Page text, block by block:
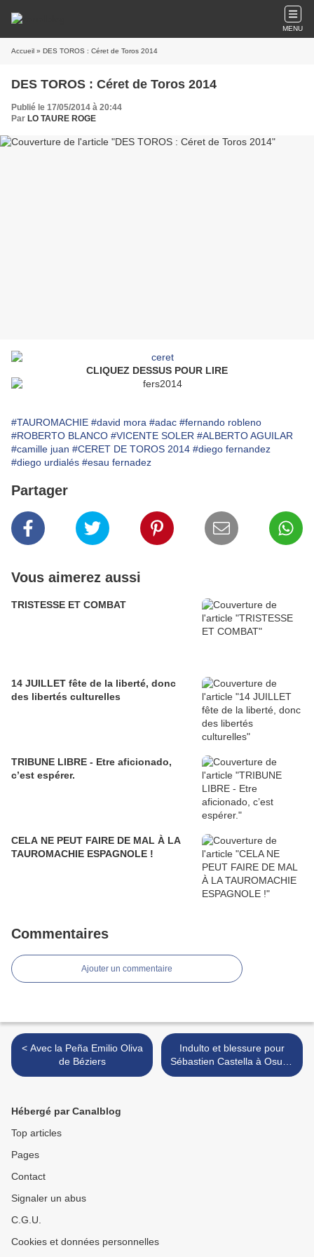
MENU
Accueil » DES TOROS : Céret de Toros 2014
DES TOROS : Céret de Toros 2014
Publié le 17/05/2014 à 20:44
Par LO TAURE ROGE
CLIQUEZ DESSUS POUR LIRE
#TAUROMACHIE #david mora #adac #fernando robleno
#ROBERTO BLANCO #VICENTE SOLER #ALBERTO AGUILAR
#camille juan #CERET DE TOROS 2014 #diego fernandez
#diego urdialés #esau fernadez
Partager
Vous aimerez aussi
TRISTESSE ET COMBAT
14 JUILLET fête de la liberté, donc
des libertés culturelles
TRIBUNE LIBRE - Etre aficionado,
c’est espérer.
CELA NE PEUT FAIRE DE MAL À LA
TAUROMACHIE ESPAGNOLE !
Commentaires
Ajouter un commentaire
< Avec la Peña Emilio Oliva
de Béziers
Indulto et blessure pour
Sébastien Castella à Osuna
>
Hébergé par Canalblog
Top articles
Pages
Contact
Signaler un abus
C.G.U.
Cookies et données personnelles